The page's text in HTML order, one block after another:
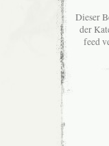
Dieser
der
feed